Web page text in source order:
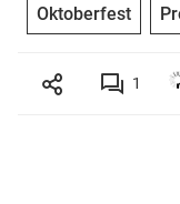
Oktoberfest
1